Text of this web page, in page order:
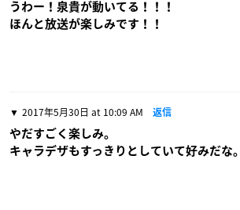
うわー！泉貴が動いてる！！！
ほんと放送が楽しみです！！
2017年5月30日 at 10:09 AM 返信
やだすごく楽しみ。
キャラデザもすっきりとしていて好みだな。